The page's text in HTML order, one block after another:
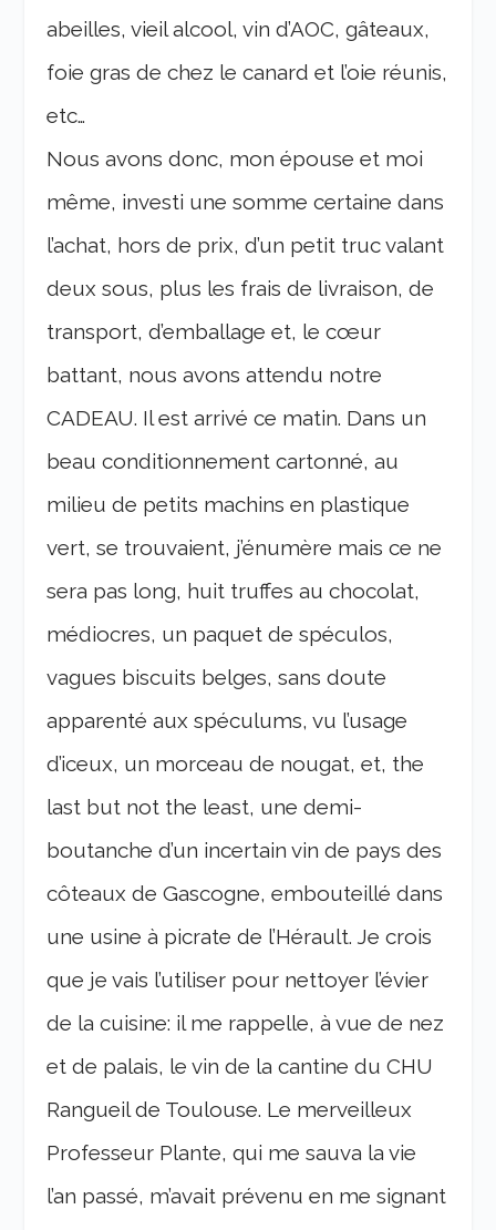
abeilles, vieil alcool, vin d’AOC, gâteaux,
foie gras de chez le canard et l’oie réunis,
etc…
Nous avons donc, mon épouse et moi
même, investi une somme certaine dans
l’achat, hors de prix, d’un petit truc valant
deux sous, plus les frais de livraison, de
transport, d’emballage et, le cœur
battant, nous avons attendu notre
CADEAU. Il est arrivé ce matin. Dans un
beau conditionnement cartonné, au
milieu de petits machins en plastique
vert, se trouvaient, j’énumère mais ce ne
sera pas long, huit truffes au chocolat,
médiocres, un paquet de spéculos,
vagues biscuits belges, sans doute
apparenté aux spéculums, vu l’usage
d’iceux, un morceau de nougat, et, the
last but not the least, une demi-
boutanche d’un incertain vin de pays des
côteaux de Gascogne, embouteillé dans
une usine à picrate de l’Hérault. Je crois
que je vais l’utiliser pour nettoyer l’évier
de la cuisine: il me rappelle, à vue de nez
et de palais, le vin de la cantine du CHU
Rangueil de Toulouse. Le merveilleux
Professeur Plante, qui me sauva la vie
l’an passé, m’avait prévenu en me signant